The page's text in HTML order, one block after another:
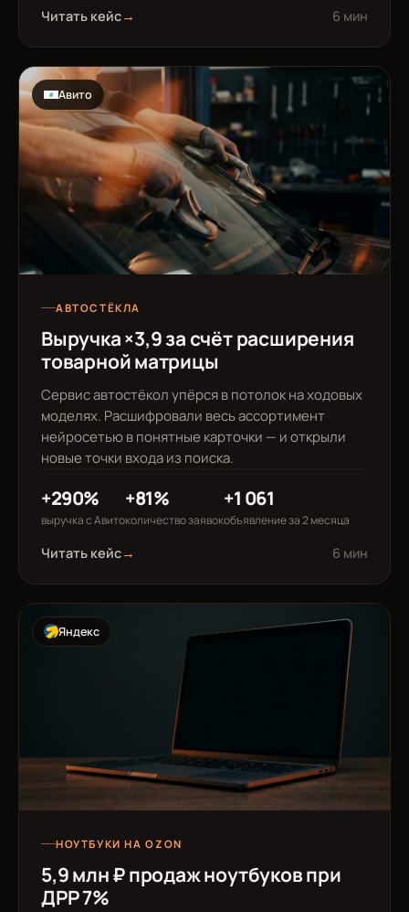
Читать кейс→ 6 мин
Авито
АВТОСТЁКЛА
Выручка ×3,9 за счёт расширения
товарной матрицы
Сервис автостёкол упёрся в потолок на ходовых
моделях. Расшифровали весь ассортимент
нейросетью в понятные карточки — и открыли
новые точки входа из поиска.
+290%
выручка с Авито
+81%
количество заявок
+1 061
объявление за 2 месяца
Читать кейс→ 6 мин
Яндекс
НОУТБУКИ НА OZON
5,9 млн ₽ продаж ноутбуков при
ДРР 7%